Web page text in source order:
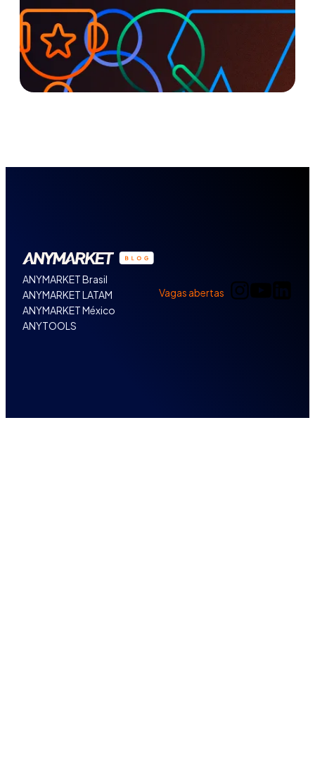
ANYMARKET Brasil
ANYMARKET LATAM
ANYMARKET México
ANYTOOLS
Vagas abertas